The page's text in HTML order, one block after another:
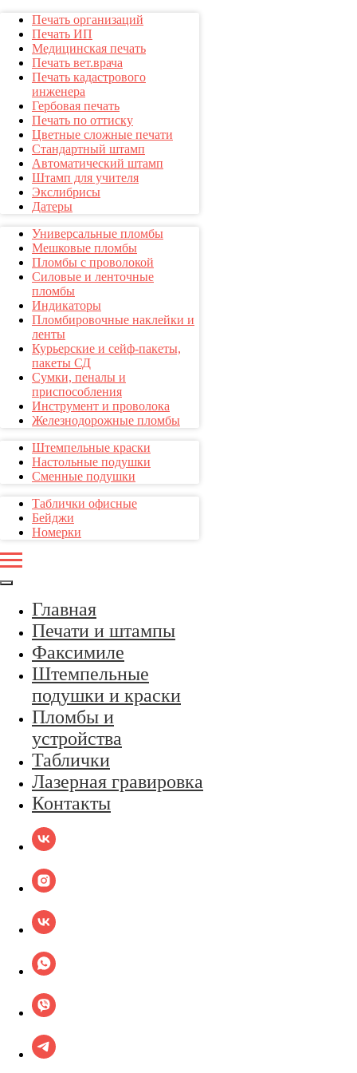
Печать организаций
Печать ИП
Медицинская печать
Печать вет.врача
Печать кадастрового
инженера
Гербовая печать
Печать по оттиску
Цветные сложные печати
Стандартный штамп
Автоматический штамп
Штамп для учителя
Экслибрисы
Датеры
Универсальные пломбы
Мешковые пломбы
Пломбы с проволокой
Силовые и ленточные
пломбы
Индикаторы
Пломбировочные наклейки и
ленты
Курьерские и сейф-пакеты,
пакеты СД
Сумки, пеналы и
приспособления
Инструмент и проволока
Железнодорожные пломбы
Штемпельные краски
Настольные подушки
Сменные подушки
Таблички офисные
Бейджи
Номерки
Главная
Печати и штампы
Факсимиле
Штемпельные
подушки и краски
Пломбы и
устройства
Таблички
Лазерная гравировка
Контакты